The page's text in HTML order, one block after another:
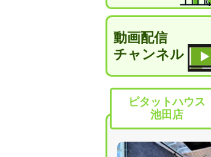
動画配信
チャンネル
ピタットハウス
池田店